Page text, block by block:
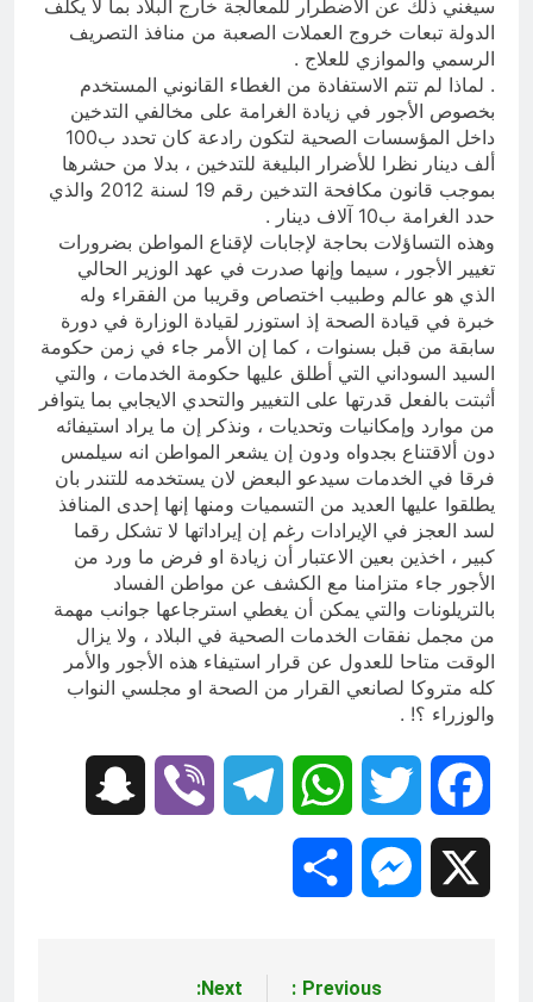
سيغني ذلك عن الاضطرار للمعالجة خارج البلاد بما لا يكلف
الدولة تبعات خروج العملات الصعبة من منافذ التصريف
الرسمي والموازي للعلاج .
. لماذا لم تتم الاستفادة من الغطاء القانوني المستخدم
بخصوص الأجور في زيادة الغرامة على مخالفي التدخين
داخل المؤسسات الصحية لتكون رادعة كان تحدد ب100
ألف دينار نظرا للأضرار البليغة للتدخين ، بدلا من حشرها
بموجب قانون مكافحة التدخين رقم 19 لسنة 2012 والذي
حدد الغرامة ب10 آلاف دينار .
وهذه التساؤلات بحاجة لإجابات لإقناع المواطن بضرورات
تغيير الأجور ، سيما وإنها صدرت في عهد الوزير الحالي
الذي هو عالم وطبيب اختصاص وقريبا من الفقراء وله
خبرة في قيادة الصحة إذ استوزر لقيادة الوزارة في دورة
سابقة من قبل بسنوات ، كما إن الأمر جاء في زمن حكومة
السيد السوداني التي أطلق عليها حكومة الخدمات ، والتي
أثبتت بالفعل قدرتها على التغيير والتحدي الايجابي بما يتوافر
من موارد وإمكانيات وتحديات ، ونذكر إن ما يراد استيفائه
دون ألاقتناع بجدواه ودون إن يشعر المواطن انه سيلمس
فرقا في الخدمات سيدعو البعض لان يستخدمه للتندر بان
يطلقوا عليها العديد من التسميات ومنها إنها إحدى المنافذ
لسد العجز في الإيرادات رغم إن إيراداتها لا تشكل رقما
كبير ، اخذين بعين الاعتبار أن زيادة او فرض ما ورد من
الأجور جاء متزامنا مع الكشف عن مواطن الفساد
بالتريلونات والتي يمكن أن يغطي استرجاعها جوانب مهمة
من مجمل نفقات الخدمات الصحية في البلاد ، ولا يزال
الوقت متاحا للعدول عن قرار استيفاء هذه الأجور والأمر
كله متروكا لصانعي القرار من الصحة او مجلسي النواب
والوزراء ؟! .
Facebook
Twitter
WhatsApp
Telegram
Viber
Messenger
Previous:
Next: